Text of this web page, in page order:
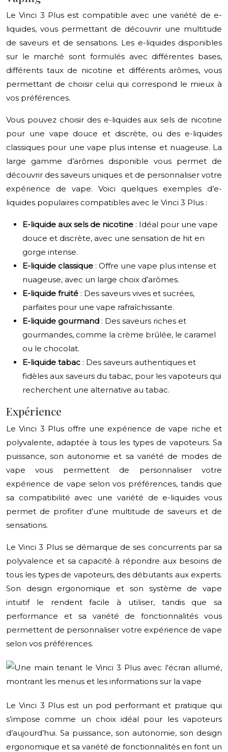
Le Vinci 3 Plus est compatible avec une variété de e-
liquides, vous permettant de découvrir une multitude
de saveurs et de sensations. Les e-liquides disponibles
sur le marché sont formulés avec différentes bases,
différents taux de nicotine et différents arômes, vous
permettant de choisir celui qui correspond le mieux à
vos préférences.
Vous pouvez choisir des e-liquides aux sels de nicotine
pour une vape douce et discrète, ou des e-liquides
classiques pour une vape plus intense et nuageuse. La
large gamme d’arômes disponible vous permet de
découvrir des saveurs uniques et de personnaliser votre
expérience de vape. Voici quelques exemples d’e-
liquides populaires compatibles avec le Vinci 3 Plus :
E-liquide aux sels de nicotine : Idéal pour une vape
douce et discrète, avec une sensation de hit en
gorge intense.
E-liquide classique : Offre une vape plus intense et
nuageuse, avec un large choix d’arômes.
E-liquide fruité : Des saveurs vives et sucrées,
parfaites pour une vape rafraîchissante.
E-liquide gourmand : Des saveurs riches et
gourmandes, comme la crème brûlée, le caramel
ou le chocolat.
E-liquide tabac : Des saveurs authentiques et
fidèles aux saveurs du tabac, pour les vapoteurs qui
recherchent une alternative au tabac.
Expérience
Le Vinci 3 Plus offre une expérience de vape riche et
polyvalente, adaptée à tous les types de vapoteurs. Sa
puissance, son autonomie et sa variété de modes de
vape vous permettent de personnaliser votre
expérience de vape selon vos préférences, tandis que
sa compatibilité avec une variété de e-liquides vous
permet de profiter d’une multitude de saveurs et de
sensations.
Le Vinci 3 Plus se démarque de ses concurrents par sa
polyvalence et sa capacité à répondre aux besoins de
tous les types de vapoteurs, des débutants aux experts.
Son design ergonomique et son système de vape
intuitif le rendent facile à utiliser, tandis que sa
performance et sa variété de fonctionnalités vous
permettent de personnaliser votre expérience de vape
selon vos préférences.
Le Vinci 3 Plus est un pod performant et pratique qui
s’impose comme un choix idéal pour les vapoteurs
d’aujourd’hui. Sa puissance, son autonomie, son design
ergonomique et sa variété de fonctionnalités en font un